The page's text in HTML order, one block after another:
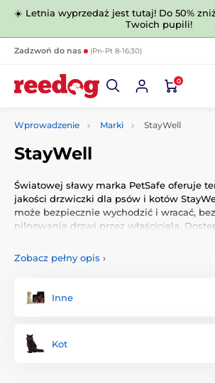
☀️ Letnia wyprzedaż jest tutaj! Do 50%
Twoich pupili!
Zadzwoń do nas (Pn-Pt 8-16:30)
0
Wprowadzenie Marki StayWell
StayWell
Światowej sławy marka PetSafe oferuje
jakości drzwiczki dla psów i kotów
może bezpiecznie wychodzić i wracać,
pilnowania drzwi przez właściciela.
Firma PetSafe skupia się na wzmacnianiu
wyjątkowa i szczególna więź, dlatego
marki opiera się na zrozumieniu
Zobacz pełny opis ›
Inne
Kot